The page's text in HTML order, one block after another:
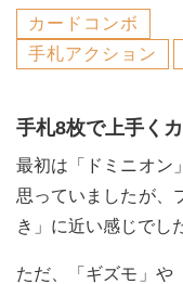
カードコンボ
手札アクション
手札8枚で上手く
最初は「ドミニオン
思っていましたが、
き」に近い感じでし
ただ、「ギズモ」や